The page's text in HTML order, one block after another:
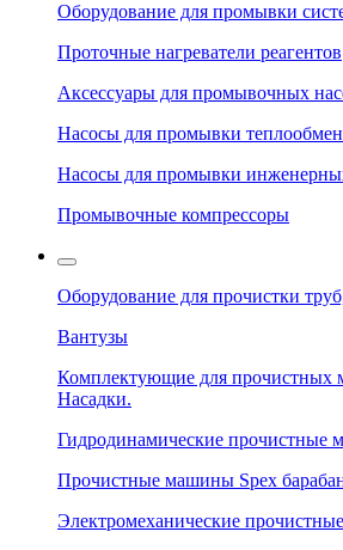
Оборудование для промывки
Проточные нагреватели реагентов
Аксессуары для промывочных
Насосы для промывки
Насосы для промывки
Промывочные компрессоры
Оборудование для прочистки
Вантузы
Комплектующие для прочистных
Насадки.
Гидродинамические прочистные
Прочистные машины Spex
Электромеханические